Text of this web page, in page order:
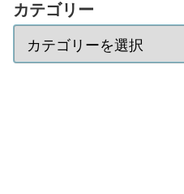
カテゴリー